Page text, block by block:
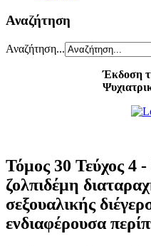
Αναζήτηση
Αναζήτηση...
Έκδοση
Τόμος 30 Τεύχος 4
ζολπιδέμη
σεξουαλικής
ενδιαφέρουσα